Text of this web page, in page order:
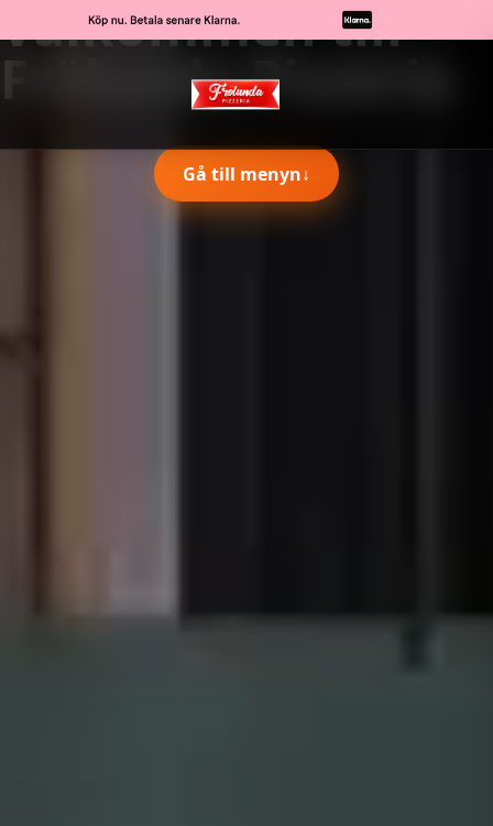
Välkommen till
Frölunda Pizzeria
Gå till menyn↓